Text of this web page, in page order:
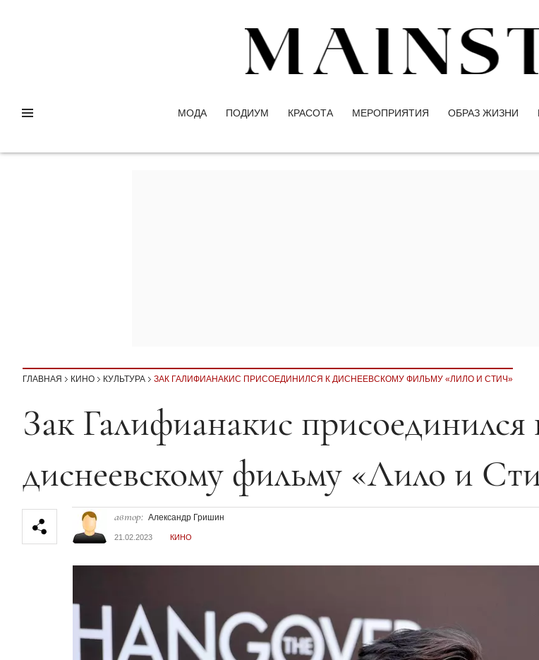
МОДА ПОДИУМ КРАСОТА МЕРОПРИЯТИЯ ОБРАЗ ЖИЗНИ
ГЛАВНАЯ КИНО КУЛЬТУРА ЗАК ГАЛИФИАНАКИС ПРИСОЕДИНИЛСЯ К ДИСНЕЕВСКОМУ ФИЛЬМУ «ЛИЛО И СТИЧ»
Секция статей
Зак Галифианакис присоединился
диснеевскому фильму «Лило и
автор: Александр Гришин
21.02.2023 КИНО